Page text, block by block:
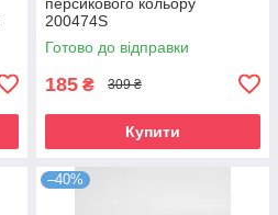
200474S
Готово до відправки
185 ₴ 309 ₴
Купити
–40%